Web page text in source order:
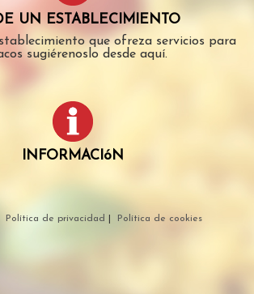
UN ESTABLECIMIENTO
que ofreza servicios para
sugiérenoslo desde aquí.
INFORMACIóN
Política de privacidad Política de cookies